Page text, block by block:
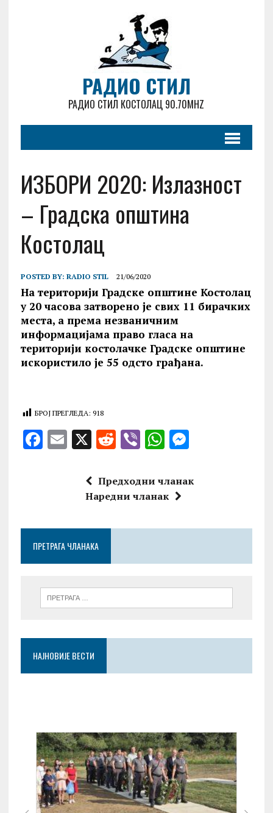
РАДИО СТИЛ
РАДИО СТИЛ КОСТОЛАЦ 90.70MHZ
ИЗБОРИ 2020: Излазност
– Градска општина
Костолац
POSTED BY: RADIO STIL 21/06/2020
На територији Градске општине Костолац
у 20 часова затворено је свих 11 бирачких
места, а према незваничним
информацијама право гласа на
територији костолачке Градске општине
искористило је 55 одсто грађана.
БРОЈ ПРЕГЛЕДА: 918
F
o
k
E X R
d
di
V
er
W
at
s
p
M
se
er
Предходни чланак
Наредни чланак
ПРЕТРАГА ЧЛАНАКА
НАЈНОВИЈЕ ВЕСТИ